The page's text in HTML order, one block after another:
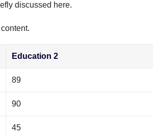
discussed here.
Education 2
89
90
45